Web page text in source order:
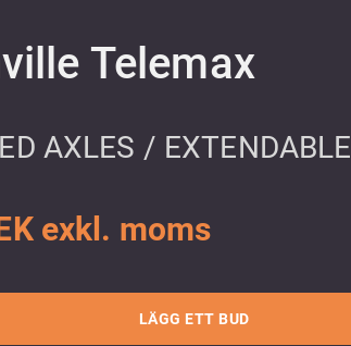
Telemax
AXLES / EXTENDABLE
exkl. moms
LÄGG ETT BUD